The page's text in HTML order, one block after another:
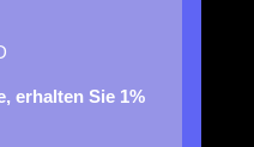
erhalten Sie 1%